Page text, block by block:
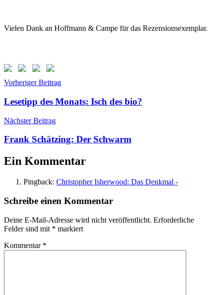
Vielen Dank an Hoffmann & Campe für das Rezensionsexemplar.
Schlagwörter:
Cabaret,
Christopher
Isherwood,
Hoffmann
&
Campe,
Bowles
Beitragsnavigation
Vorheriger Beitrag
Lesetipp des Monats: Isch des bio?
Nächster Beitrag
Frank Schätzing: Der Schwarm
Ein Kommentar
Pingback: Christopher Isherwood: Das Denkmal -
Schreibe einen Kommentar
Deine E-Mail-Adresse wird nicht veröffentlicht. Erforderliche
Felder sind mit * markiert
Kommentar *